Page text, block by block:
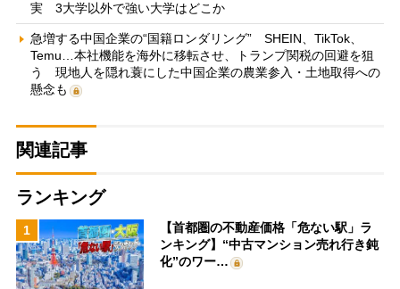
実 3大学以外で強い大学はどこか
急増する中国企業の“国籍ロンダリング” SHEIN、TikTok、
Temu…本社機能を海外に移転させ、トランプ関税の回避を狙
う 現地人を隠れ蓑にした中国企業の農業参入・土地取得への
懸念も
関連記事
ランキング
1
【首都圏の不動産価格「危ない駅」ラ
ンキング】“中古マンション売れ行き鈍
化”のワー…